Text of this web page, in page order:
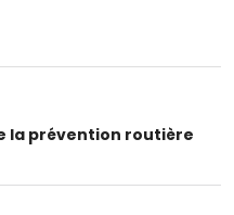
la prévention routière